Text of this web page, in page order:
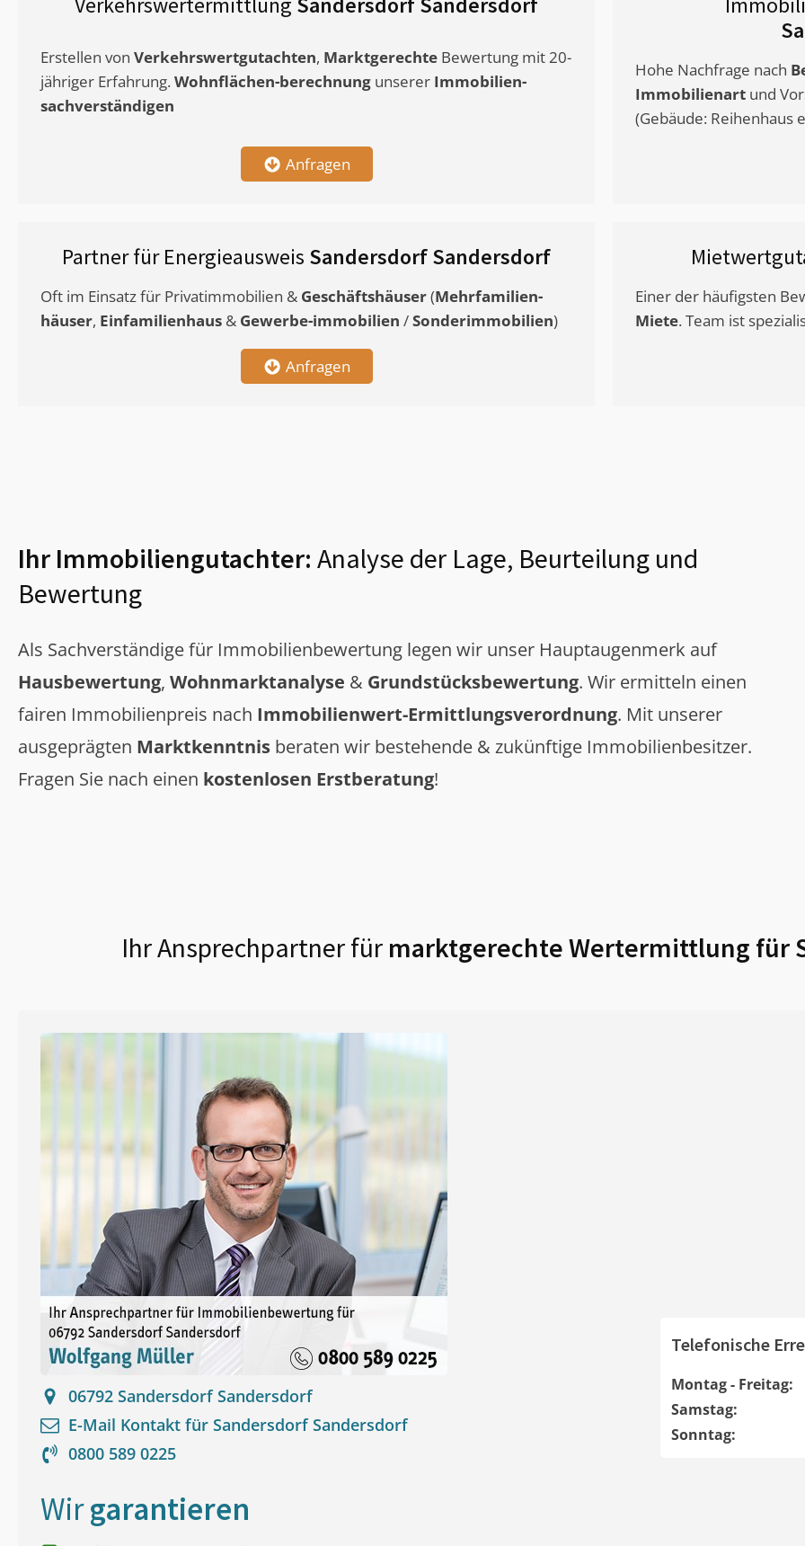
Erstellen von Verkehrswertgutachten, Marktgerechte Bewertung mit 20-
jähriger Erfahrung. Wohnflächen-berechnung unserer Immobilien-
sachverständigen
Anfragen
Hohe Nachfrage nach
Immobilienart und
(Gebäude: Reihenhaus
Partner für Energieausweis Sandersdorf Sandersdorf
Oft im Einsatz für Privatimmobilien & Geschäftshäuser(Mehrfamilien-
häuser, Einfamilienhaus & Gewerbe-immobilien /Sonderimmobilien)
Anfragen
Einer der häufigsten
Miete. Team ist
Ihr Immobiliengutachter: Analyse der Lage, Beurteilung und
Bewertung
Als Sachverständige für Immobilienbewertung legen wir unser Hauptaugenmerk auf
Hausbewertung, Wohnmarktanalyse & Grundstücksbewertung. Wir ermitteln einen
fairen Immobilienpreis nach Immobilienwert-Ermittlungsverordnung. Mit unserer
ausgeprägten Marktkenntnis beraten wir bestehende & zukünftige Immobilienbesitzer.
Fragen Sie nach einen kostenlosen Erstberatung!
Ihr Ansprechpartner für marktgerechte Wertermittlung für
06792 Sandersdorf Sandersdorf
E-Mail Kontakt für Sandersdorf Sandersdorf
0800 589 0225
Telefonische
Montag - Freitag:
Samstag:
Sonntag:
Wirgarantieren